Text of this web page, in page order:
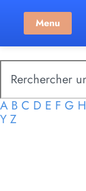
Menu
A B C D E F G H
Y Z